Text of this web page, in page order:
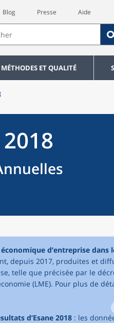
Blog Presse Aide
ET QUALITÉ
d’entreprise dans
depuis 2017, produites et
telle que précisée par le
(LME). Pour plus de
d’Esane 2018 : les